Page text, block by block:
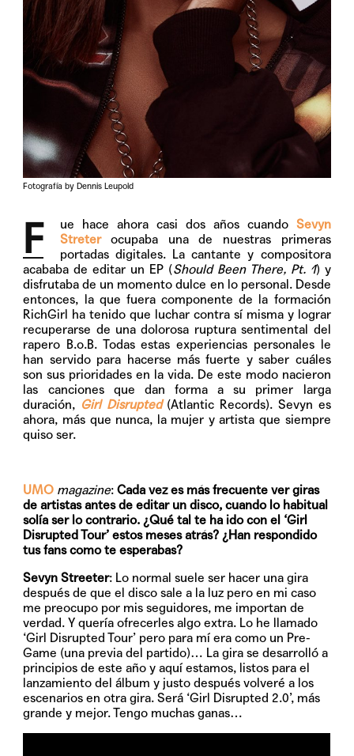
Fotografía by Dennis Leupold
F ue hace ahora casi dos años cuando Sevyn
Streterocupaba una de nuestras primeras
portadas digitales. La cantante y compositora
acababa de editar un EP (Should Been There, Pt. 1) y
disfrutaba de un momento dulce en lo personal. Desde
entonces, la que fuera componente de la formación
RichGirl ha tenido que luchar contra sí misma y lograr
recuperarse de una dolorosa ruptura sentimental del
rapero B.o.B. Todas estas experiencias personales le
han servido para hacerse más fuerte y saber cuáles
son sus prioridades en la vida. De este modo nacieron
las canciones que dan forma a su primer larga
duración, Girl Disrupted(Atlantic Records). Sevyn es
ahora, más que nunca, la mujer y artista que siempre
quiso ser.
UMO magazine:Cada vez es más frecuente ver giras
de artistas antes de editar un disco, cuando lo habitual
solía ser lo contrario. ¿Qué tal te ha ido con el ‘Girl
Disrupted Tour’ estos meses atrás? ¿Han respondido
tus fans como te esperabas?
Sevyn Streeter: Lo normal suele ser hacer una gira
después de que el disco sale a la luz pero en mi caso
me preocupo por mis seguidores, me importan de
verdad. Y quería ofrecerles algo extra. Lo he llamado
‘Girl Disrupted Tour’ pero para mí era como un Pre-
Game (una previa del partido)… La gira se desarrolló a
principios de este año y aquí estamos, listos para el
lanzamiento del álbum y justo después volveré a los
escenarios en otra gira. Será ‘Girl Disrupted 2.0’, más
grande y mejor. Tengo muchas ganas…